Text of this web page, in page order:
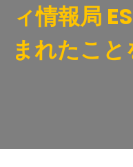
ィ情報局
まれたこ